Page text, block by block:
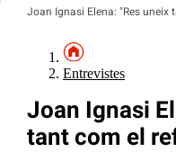
Joan Ignasi Elena: "Res uneix
Entrevistes
Joan Ignasi
tant com el